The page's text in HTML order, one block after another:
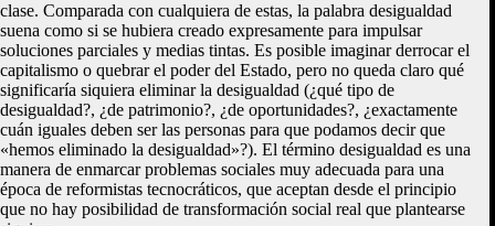
clase. Comparada con cualquiera de estas, la palabra desigualdad
suena como si se hubiera creado expresamente para impulsar
soluciones parciales y medias tintas. Es posible imaginar derrocar el
capitalismo o quebrar el poder del Estado, pero no queda claro qué
significaría siquiera eliminar la desigualdad (¿qué tipo de
desigualdad?, ¿de patrimonio?, ¿de oportunidades?, ¿exactamente
cuán iguales deben ser las personas para que podamos decir que
«hemos eliminado la desigualdad»?). El término desigualdad es una
manera de enmarcar problemas sociales muy adecuada para una
época de reformistas tecnocráticos, que aceptan desde el principio
que no hay posibilidad de transformación social real que plantearse